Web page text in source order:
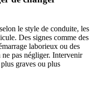
le style de conduite, les
Des signes comme des
laborieux ou des
pas négliger. Intervenir
graves ou plus